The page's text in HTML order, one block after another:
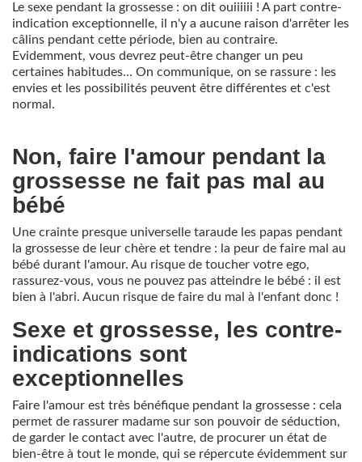
Le sexe pendant la grossesse : on dit ouiiiiii ! A part contre-
indication exceptionnelle, il n'y a aucune raison d'arrêter les
câlins pendant cette période, bien au contraire.
Evidemment, vous devrez peut-être changer un peu
certaines habitudes... On communique, on se rassure : les
envies et les possibilités peuvent être différentes et c'est
normal.
Non, faire l'amour pendant la
grossesse ne fait pas mal au
bébé
Une crainte presque universelle taraude les papas pendant
la grossesse de leur chère et tendre : la peur de faire mal au
bébé durant l'amour. Au risque de toucher votre ego,
rassurez-vous, vous ne pouvez pas atteindre le bébé : il est
bien à l'abri. Aucun risque de faire du mal à l'enfant donc !
Sexe et grossesse, les contre-
indications sont
exceptionnelles
Faire l'amour est très bénéfique pendant la grossesse : cela
permet de rassurer madame sur son pouvoir de séduction,
de garder le contact avec l'autre, de procurer un état de
bien-être à tout le monde, qui se répercute évidemment sur